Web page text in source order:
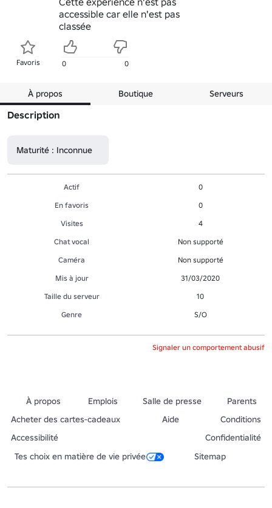
accessible car elle n'est pas
classée
Favoris 0 0
À propos Boutique Serveurs
Description
Maturité : Inconnue
Actif
0
En favoris
0
Visites
4
Chat vocal
Non supporté
Caméra
Non supporté
Mis à jour
31/03/2020
Taille du serveur
10
Genre
S/O
Signaler un comportement abusif
À propos Emplois Salle de presse
Parents
Acheter des cartes-cadeaux
Aide
Conditions
Accessibilité
Confidentialité
Tes choix en matière de vie privée
Sitemap